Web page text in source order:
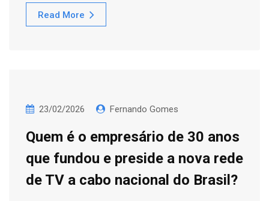
Read More
23/02/2026 Fernando Gomes
Quem é o empresário de 30 anos
que fundou e preside a nova rede
de TV a cabo nacional do Brasil?